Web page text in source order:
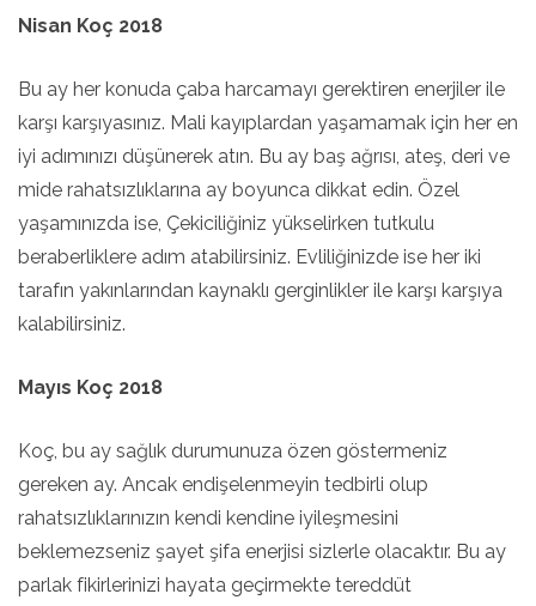
Nisan Koç 2018
Bu ay her konuda çaba harcamayı gerektiren enerjiler ile
karşı karşıyasınız. Mali kayıplardan yaşamamak için her en
iyi adımınızı düşünerek atın. Bu ay baş ağrısı, ateş, deri ve
mide rahatsızlıklarına ay boyunca dikkat edin. Özel
yaşamınızda ise, Çekiciliğiniz yükselirken tutkulu
beraberliklere adım atabilirsiniz. Evliliğinizde ise her iki
tarafın yakınlarından kaynaklı gerginlikler ile karşı karşıya
kalabilirsiniz.
Mayıs Koç 2018
Koç, bu ay sağlık durumunuza özen göstermeniz
gereken ay. Ancak endişelenmeyin tedbirli olup
rahatsızlıklarınızın kendi kendine iyileşmesini
beklemezseniz şayet şifa enerjisi sizlerle olacaktır. Bu ay
parlak fikirlerinizi hayata geçirmekte tereddüt